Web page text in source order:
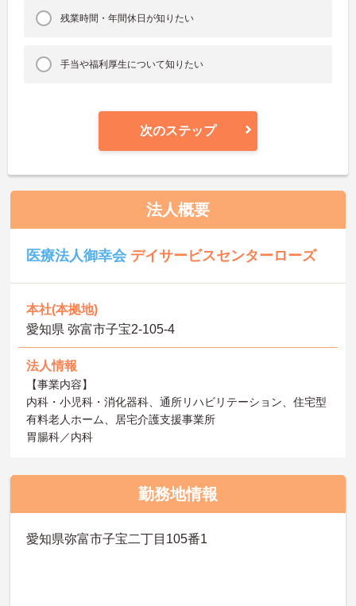
残業時間・年間休日が知りたい
手当や福利厚生について知りたい
次のステップ
法人概要
医療法人御幸会 デイサービスセンターローズ
本社(本拠地)
愛知県 弥富市子宝2-105-4
法人情報
【事業内容】
内科・小児科・消化器科、通所リハビリテーション、住宅型
有料老人ホーム、居宅介護支援事業所
胃腸科／内科
勤務地情報
愛知県弥富市子宝二丁目105番1